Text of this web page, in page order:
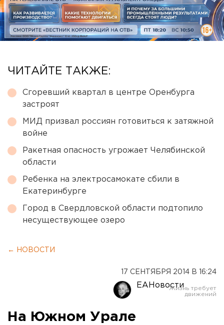
ЧИТАЙТЕ ТАКЖЕ:
Сгоревший квартал в центре Оренбурга
застроят
МИД призвал россиян готовиться к затяжной
войне
Ракетная опасность угрожает Челябинской
области
Ребенка на электросамокате сбили в
Екатеринбурге
Город в Свердловской области подтопило
несуществующее озеро
← НОВОСТИ
17 СЕНТЯБРЯ 2014 В 16:24
ЕАНовости
На Южном Урале